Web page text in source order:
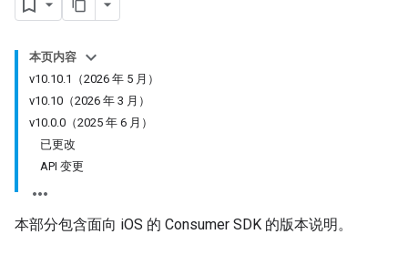
本页内容
v10.10.1（2026 年 5 月）
v10.10（2026 年 3 月）
v10.0.0（2025 年 6 月）
已更改
API 变更
本部分包含面向 iOS 的 Consumer SDK 的版本说明。